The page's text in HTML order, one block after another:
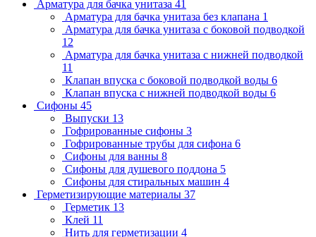
Арматура для бачка унитаза 41
Арматура для бачка унитаза без клапана 1
Арматура для бачка унитаза с боковой подводкой
12
Арматура для бачка унитаза с нижней подводкой
11
Клапан впуска с боковой подводкой воды 6
Клапан впуска с нижней подводкой воды 6
Сифоны 45
Выпуски 13
Гофрированные сифоны 3
Гофрированные трубы для сифона 6
Сифоны для ванны 8
Сифоны для душевого поддона 5
Сифоны для стиральных машин 4
Герметизирующие материалы 37
Герметик 13
Клей 11
Нить для герметизации 4